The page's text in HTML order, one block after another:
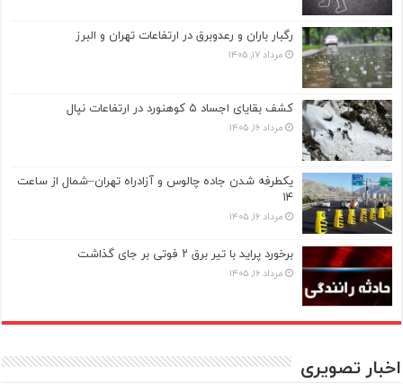
رگبار باران و رعدوبرق در ارتفاعات تهران و البرز
مرداد ۱۷, ۱۴۰۵
کشف بقایای اجساد ۵ کوهنورد در ارتفاعات نپال
مرداد ۱۶, ۱۴۰۵
یکطرفه شدن جاده چالوس و آزادراه تهران–شمال از ساعت
۱۴
مرداد ۱۶, ۱۴۰۵
برخورد پراید با تیر برق ۲ فوتی بر جای گذاشت
مرداد ۱۶, ۱۴۰۵
اخبار تصویری